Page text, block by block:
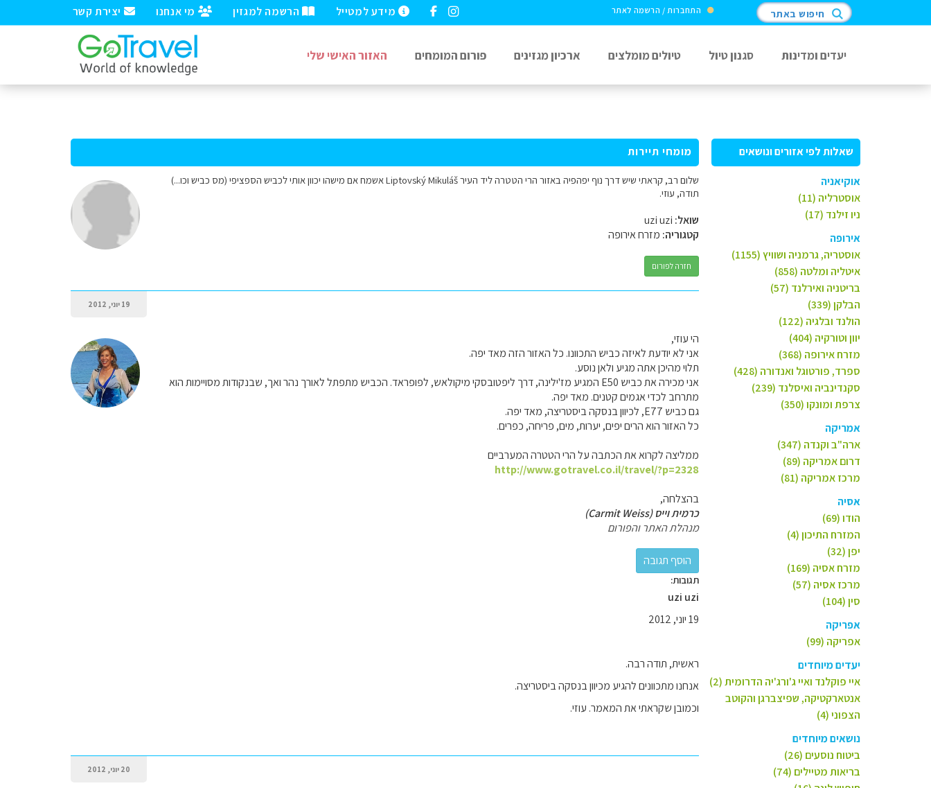
יצירת קשר מי אנחנו הרשמה למגזין מידע למטייל התחברות / הרשמה לאתר חיפוש באתר
יעדים ומדינות סגנון טיול טיולים מומלצים ארכיון מגזינים פורום המומחים האזור האישי שלי
שאלות לפי אזורים ונושאים
אוקיאניה
אוסטרליה (11)
ניו זילנד (17)
אירופה
אוסטריה, גרמניה ושוויץ (1155)
איטליה ומלטה (858)
בריטניה ואירלנד (57)
הבלקן (339)
הולנד ובלגיה (122)
יוון וטורקיה (404)
מזרח אירופה (368)
ספרד, פורטוגל ואנדורה (428)
סקנדינביה ואיסלנד (239)
צרפת ומונקו (350)
אמריקה
ארה"ב וקנדה (347)
דרום אמריקה (89)
מרכז אמריקה (81)
אסיה
הודו (69)
המזרח התיכון (4)
יפן (32)
מזרח אסיה (169)
מרכז אסיה (57)
סין (104)
אפריקה
אפריקה (99)
יעדים מיוחדים
איי פוקלנד ואיי ג'ורג'יה הדרומית (2)
אנטארקטיקה, שפיצברגן והקוטב
הצפוני (4)
נושאים מיוחדים
ביטוח נוסעים (26)
בריאות מטיילים (74)
מומחי תיירות
שלום רב, קראתי שיש דרך נוף יפהפיה באזור הרי הטטרה ליד העיר Liptovský Mikuláš אשמח אם מישהו יכוון אותי לכביש הספציפי (מס כביש וכו...)
תודה, עוזי.
שואל:
קטגוריה: מזרח אירופה
חזרה לפורום
19 יוני, 2012
הי עוזי,
אני לא יודעת לאיזה כביש התכוונו. כל האזור הזה מאד יפה.
תלוי מהיכן אתה מגיע ולאן נוסע.
אני מכירה את כביש E50 המגיע מז'ילינה, דרך ליפטובסקי מיקולאש, לפופראד. הכביש מתפתל לאורך נהר ואך, שבנקודות מסויימות הוא
מתרחב לכדי אגמים קטנים. מאד יפה.
גם כביש E77, לכיוון בנסקה ביסטריצה, מאד יפה.
כל האזור הוא הרים יפים, יערות, מים, פריחה, כפרים.
ממליצה לקרוא את הכתבה על הרי הטטרה המערביים
http://www.gotravel.co.il/travel/?p=2328
בהצלחה,
כרמית וייס (Carmit Weiss)
מנהלת האתר והפורום
תגובות:
uzi uzi
19 יוני, 2012
ראשית, תודה רבה.
אנחנו מתכוונים להגיע מכיוון בנסקה ביסטריצה.
וכמובן שקראתי את המאמר. עוזי.
20 יוני, 2012